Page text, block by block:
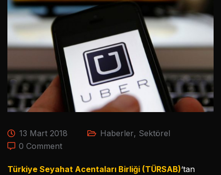
13 Mart 2018 Haberler, Sektörel
0 Comment
Türkiye Seyahat Acentaları Birliği (TÜRSAB)‘tan